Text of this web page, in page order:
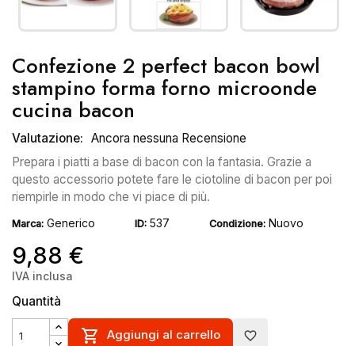
Confezione 2 perfect bacon bowl
stampino forma forno microonde
cucina bacon
Valutazione: Ancora nessuna Recensione
Prepara i piatti a base di bacon con la fantasia. Grazie a
questo accessorio potete fare le ciotoline di bacon per poi
riempirle in modo che vi piace di più.
Marca: Generico ID: 537 Condizione: Nuovo
9,88 €
IVA inclusa
Quantità
 Aggiungi al carrello favorite_border